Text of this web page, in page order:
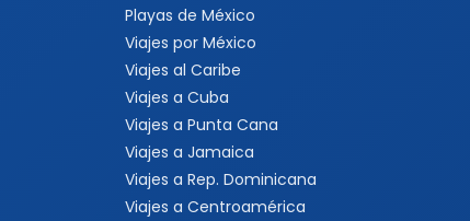
Viajes a Centroamérica
Viajes a Costa Rica
Viajes a Panamá
Viajes a Argentina
Viajes a Brasil
Viajes a Uruguay
Tours Europa 15 Días
Viajes a Italia